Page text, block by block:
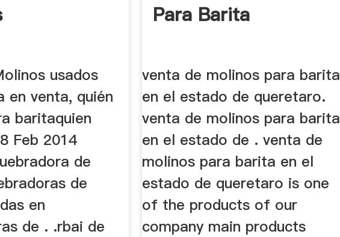
usados
en venta, quién
baritaquien
Feb 2014
de
de
en
de . .rbai de
Para Barita
venta de molinos para barita
en el estado de queretaro.
venta de molinos para barita
en el estado de . venta de
molinos para barita en el
estado de queretaro is one
of the products of our
company main products